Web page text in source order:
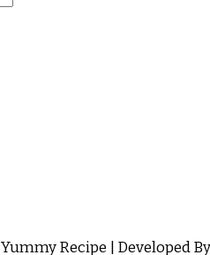
Yummy Recipe | Developed By